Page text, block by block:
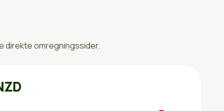
direkte omregningssider.